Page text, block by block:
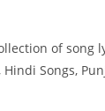
of song
Songs,